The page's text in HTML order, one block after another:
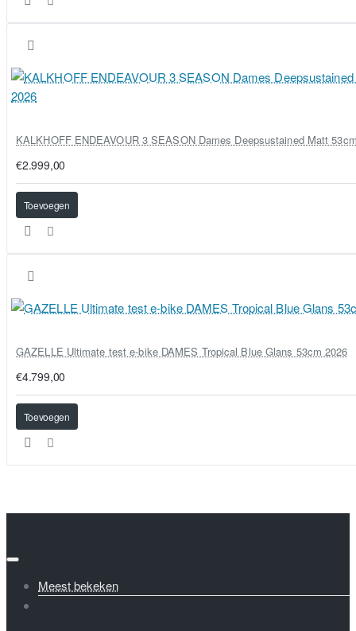
KALKHOFF ENDEAVOUR 3 SEASON Dames Deepsustained Matt
€2.999,00
Toevoegen
GAZELLE Ultimate test e-bike DAMES Tropical Blue Glans 53cm 2026
€4.799,00
Toevoegen
Meest bekeken